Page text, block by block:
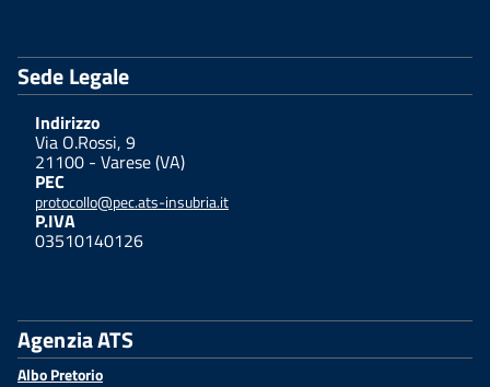
Sede Legale
Indirizzo
Via O.Rossi, 9
21100 - Varese (VA)
PEC
protocollo@pec.ats-insubria.it
P.IVA
03510140126
Agenzia ATS
Albo Pretorio